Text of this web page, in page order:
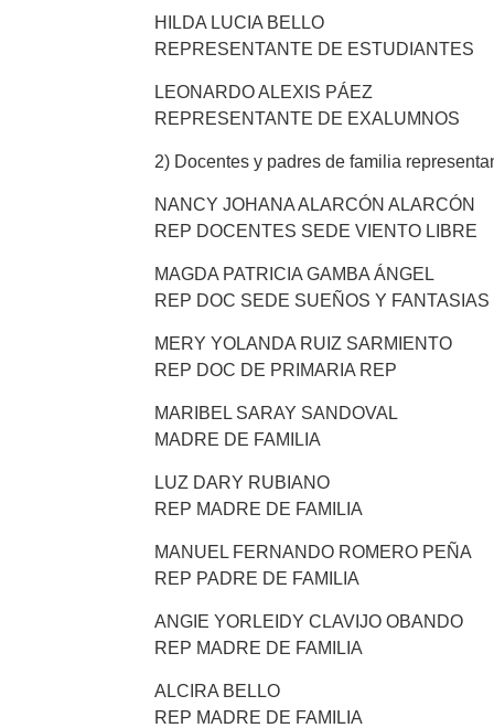
HILDA LUCIA BELLO
REPRESENTANTE DE ESTUDIANTES
LEONARDO ALEXIS PÁEZ
REPRESENTANTE DE EXALUMNOS
2) Docentes y padres de familia
NANCY JOHANA ALARCÓN ALARCÓN
REP DOCENTES SEDE VIENTO LIBRE
MAGDA PATRICIA GAMBA ÁNGEL
REP DOC SEDE SUEÑOS Y FANTASIAS
MERY YOLANDA RUIZ SARMIENTO
REP DOC DE PRIMARIA REP
MARIBEL SARAY SANDOVAL
MADRE DE FAMILIA
LUZ DARY RUBIANO
REP MADRE DE FAMILIA
MANUEL FERNANDO ROMERO PEÑA
REP PADRE DE FAMILIA
ANGIE YORLEIDY CLAVIJO OBANDO
REP MADRE DE FAMILIA
ALCIRA BELLO
REP MADRE DE FAMILIA